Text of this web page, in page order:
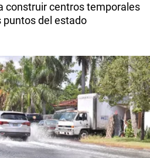
construir centros temporales
puntos del estado